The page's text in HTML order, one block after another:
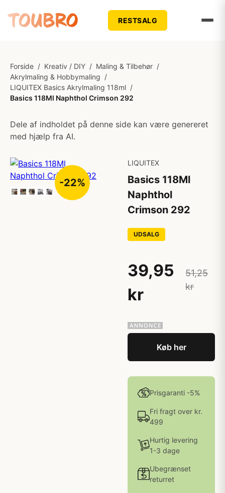
RESTSALG
Forside / Kreativ / DIY / Maling & Tilbehør /
Akrylmaling & Hobbymaling /
LIQUITEX Basics Akrylmaling 118ml /
Basics 118Ml Naphthol Crimson 292
Dele af indholdet på denne side kan være genereret
med hjælp fra AI.
-22%
LIQUITEX
Basics 118Ml
Naphthol
Crimson 292
UDSALG
39,95
kr
51,25
kr
Køb her
Prisgaranti -5%
Fri fragt over kr.
499
Hurtig levering
1-3 dage
Ubegrænset
returret